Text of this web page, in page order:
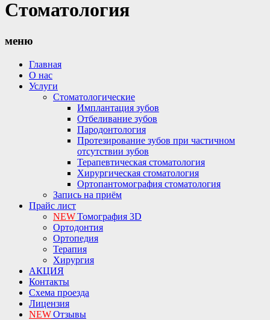
Стоматология
меню
Главная
О нас
Услуги
Стоматологические
Имплантация зубов
Отбеливание зубов
Пародонтология
Протезирование зубов при частичном
отсутствии зубов
Терапевтическая стоматология
Хирургическая стоматология
Ортопантомография стоматология
Запись на приём
Прайс лист
NEWТомография 3D
Ортодонтия
Ортопедия
Терапия
Хирургия
АКЦИЯ
Контакты
Схема проезда
Лицензия
NEWОтзывы